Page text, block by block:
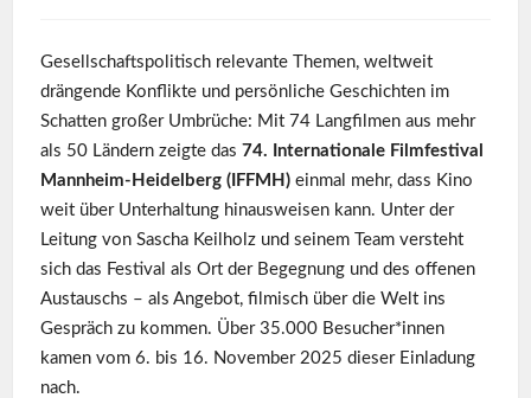
Gesellschaftspolitisch relevante Themen, weltweit
drängende Konflikte und persönliche Geschichten im
Schatten großer Umbrüche: Mit 74 Langfilmen aus mehr
als 50 Ländern zeigte das 74. Internationale Filmfestival
Mannheim-Heidelberg (IFFMH)einmal mehr, dass Kino
weit über Unterhaltung hinausweisen kann. Unter der
Leitung von Sascha Keilholz und seinem Team versteht
sich das Festival als Ort der Begegnung und des offenen
Austauschs – als Angebot, filmisch über die Welt ins
Gespräch zu kommen. Über 35.000 Besucher*innen
kamen vom 6. bis 16. November 2025 dieser Einladung
nach.